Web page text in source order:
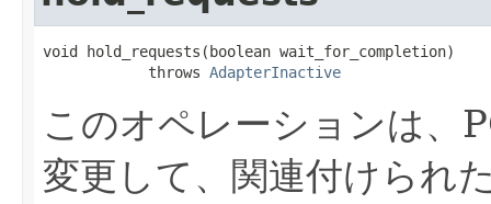
void hold_requests​(boolean wait_for_completion)
            throws
AdapterInactive
このオペレーションは、
変更して、関連付けられ